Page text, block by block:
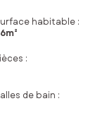
habitable :
:
de bain :